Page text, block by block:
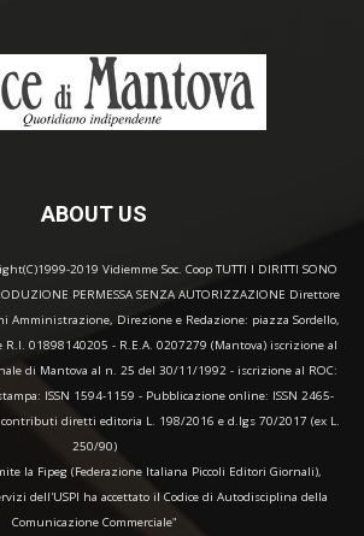
ABOUT US
2019 Vidiemme Soc. Coop TUTTI I DIRITTI SONO
PERMESSA SENZA AUTORIZZAZIONE Direttore
Amministrazione, Direzione e Redazione: piazza Sordello,
R.I. 01898140205 - R.E.A. 0207279 (Mantova) iscrizione al
di Mantova al n. 25 del 30/11/1992 - iscrizione al ROC:
ISSN 1594-1159 - Pubblicazione online: ISSN 2465-
contributi diretti editoria L. 198/2016 e d.lgs 70/2017 (ex L.
250/90)
la Fipeg (Federazione Italiana Piccoli Editori Giornali),
dell'USPI ha accettato il Codice di Autodisciplina della
Comunicazione Commerciale"